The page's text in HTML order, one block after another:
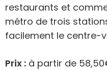
restaurants et
métro de trois
facilement le centre-
Prix : à partir de